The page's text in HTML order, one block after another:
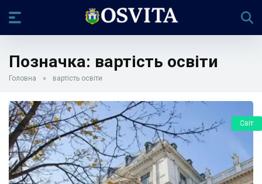
Позначка: вартість освіти
Головна » вартість освіти
Світ